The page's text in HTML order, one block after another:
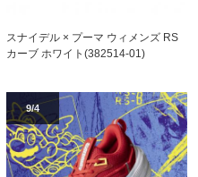
スナイデル × プーマ ウィメンズ RS
カーブ ホワイト(382514-01)
9/4